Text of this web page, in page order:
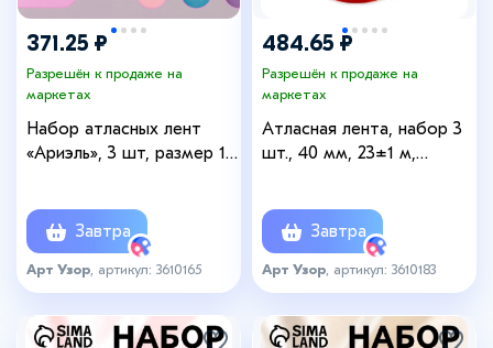
371.25 ₽
Разрешён к продаже на
маркетах
Набор атласных лент
«Ариэль», 3 шт, размер 1
Завтра
Арт Узор , артикул: 3610165
484.65 ₽
Разрешён к продаже на
маркетах
Атласная лента, набор 3
шт., 40 мм, 23±1 м,
Завтра
Арт Узор , артикул: 3610183